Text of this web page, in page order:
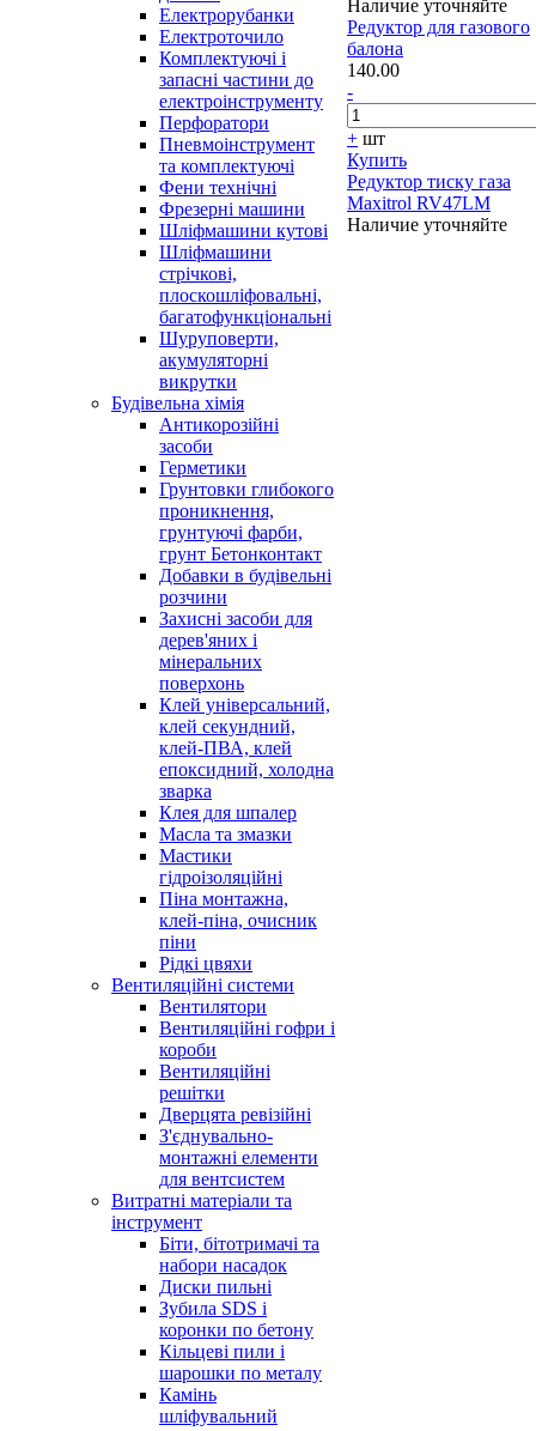
Електрорубанки
Електроточило
Комплектуючі і
запасні частини до
електроінструменту
Перфоратори
Пневмоінструмент
та комплектуючі
Фени технічні
Фрезерні машини
Шліфмашини кутові
Шліфмашини
стрічкові,
плоскошліфовальні,
багатофункціональні
Шуруповерти,
акумуляторні
викрутки
Будівельна хімія
Антикорозійні
засоби
Герметики
Грунтовки глибокого
проникнення,
грунтуючі фарби,
грунт Бетонконтакт
Добавки в будівельні
розчини
Захисні засоби для
дерев'яних і
мінеральних
поверхонь
Клей універсальний,
клей секундний,
клей-ПВА, клей
епоксидний, холодна
зварка
Клея для шпалер
Масла та змазки
Мастики
гідроізоляційні
Піна монтажна,
клей-піна, очисник
піни
Рідкі цвяхи
Вентиляційні системи
Вентилятори
Вентиляційні гофри і
короби
Вентиляційні
решітки
Дверцята ревізійні
З'єднувально-
монтажні елементи
для вентсистем
Витратні матеріали та
інструмент
Біти, бітотримачі та
набори насадок
Диски пильні
Зубила SDS і
коронки по бетону
Кільцеві пили і
шарошки по металу
Камінь
шліфувальний
Наличие уточняйте
Редуктор для газового
балона
140.00
-
+ шт
Купить
Редуктор тиску газа
Maxitrol RV47LM
Наличие уточняйте